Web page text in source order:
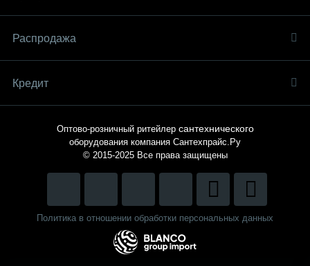
Распродaжа
Кредит
Оптово-розничный ритейлер сантехнического
оборудования компания Сантехпрайс.Ру
© 2015-2025 Все права защищены
Политика в отношении обработки персональных данных